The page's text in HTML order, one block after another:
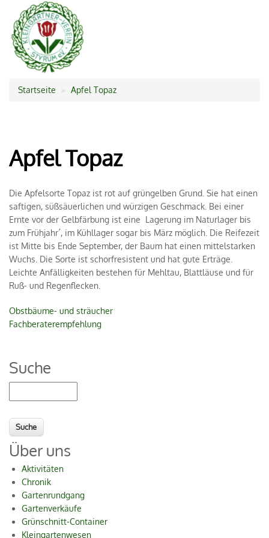
Pfadnavigation
Startseite Apfel Topaz
Apfel Topaz
Die Apfelsorte Topaz ist rot auf grüngelben Grund. Sie hat einen
saftigen, süßsäuerlichen und würzigen Geschmack. Bei einer
Ernte vor der Gelbfärbung ist eine Lagerung im Naturlager bis
zum Frühjahr´, im Kühllager sogar bis März möglich. Die Reifezeit
ist Mitte bis Ende September, der Baum hat einen mittelstarken
Wuchs. Die Sorte ist schorfresistent und hat gute Erträge.
Leichte Anfälligkeiten bestehen für Mehltau, Blattläuse und für
Ruß- und Regenflecken.
Obstbäume- und sträucher
Fachberaterempfehlung
Suche
Über uns
Aktivitäten
Chronik
Gartenrundgang
Gartenverkäufe
Grünschnitt-Container
Kleingartenwesen